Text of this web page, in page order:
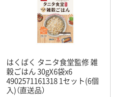
はくばく タニタ食堂監修 雑
穀ごはん 30gX6袋x6
4902571161318 1セット(6個
入)（直送品）